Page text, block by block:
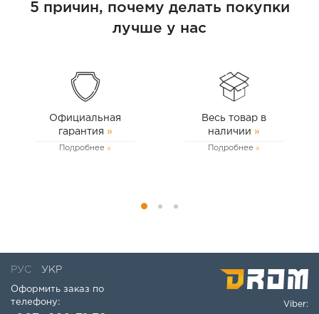
5 причин, почему делать покупки
лучше у нас
Официальная
гарантия »
Подробнее
Весь товар в
наличии »
Подробнее
РУС УКР
Оформить заказ по
телефону:
Viber: